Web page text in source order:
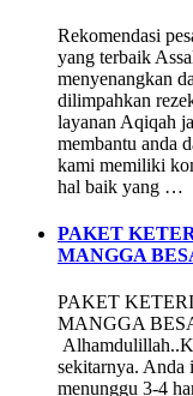
Rekomendasi
yang terbaik
menyenangkan
dilimpahkan
layanan Aqiqah
membantu anda
kami memiliki
hal baik yang …
PAKET
MANGGA
PAKET
MANGGA
sekitarnya. Anda
menunggu 3-4